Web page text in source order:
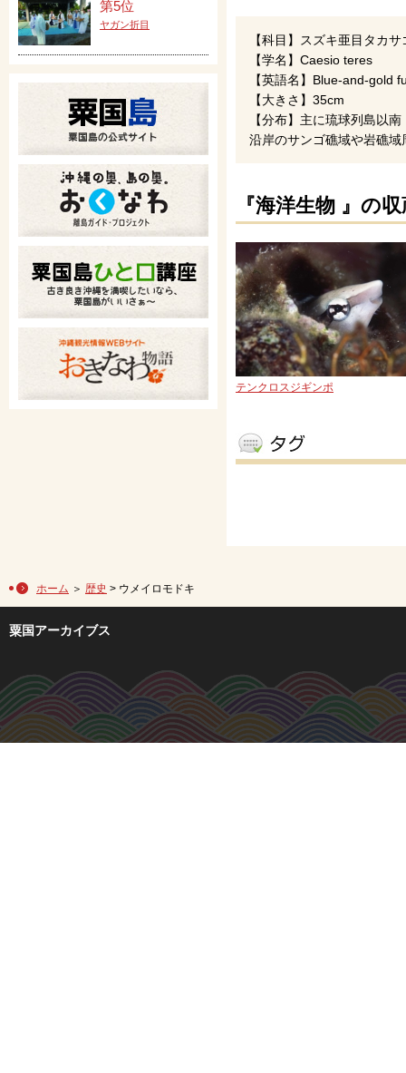
【科目】スズキ亜目タカ
【学名】Caesio teres
【英語名】Blue-and-gold
【大きさ】35cm
【分布】主に琉球列島以
沿岸のサンゴ礁域や岩礁域
『海洋生物 』の
テンクロスジギンポ
第5位
ヤガン折目
ホーム ＞ 歴史 > ウメイロモドキ
粟国アーカイブス